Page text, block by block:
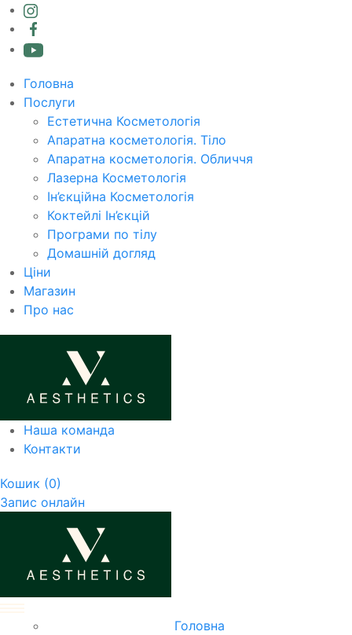
Головна
Послуги
Естетична Косметологія
Апаратна косметологія. Тіло
Апаратна косметологія. Обличчя
Лазерна Косметологія
Ін’єкційна Косметологія
Коктейлі Ін’єкцій
Програми по тілу
Домашній догляд
Ціни
Магазин
Про нас
Наша команда
Контакти
Кошик (0)
Запис онлайн
Головна